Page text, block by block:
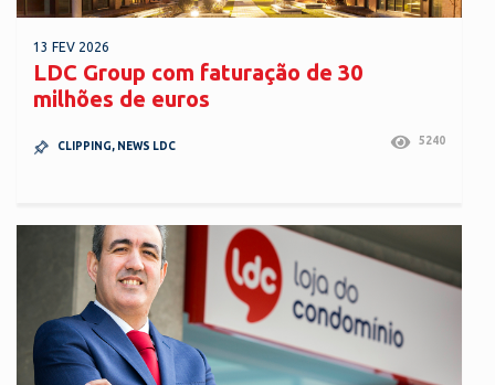
13 FEV 2026
LDC Group com faturação de 30
milhões de euros
CLIPPING, NEWS LDC 5240